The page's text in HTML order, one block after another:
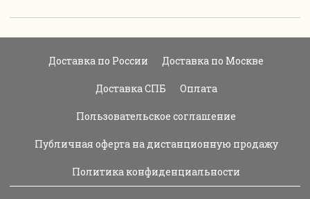
Доставка по России Доставка по Москве
Доставка СПБ Оплата
Пользовательское соглашение
Публичная оферта на дистанционную продажу
Политика конфиденциальности